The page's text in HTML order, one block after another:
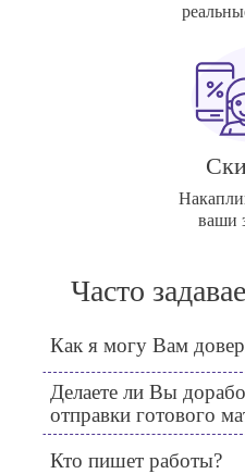
ваши
Часто
Как я могу Вам
Делаете ли Вы
отправки готового
Кто пишет работы?